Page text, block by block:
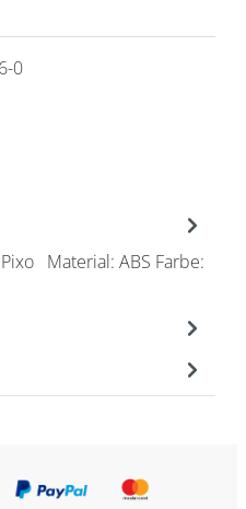
0
Material: ABS Farbe: